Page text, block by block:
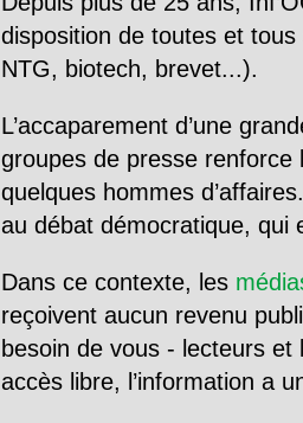
disposition de toutes et tous
NTG, biotech, brevet...).
L’accaparement d’une
groupes de presse renforce
quelques hommes
au débat démocratique, qui
Dans ce contexte, les
reçoivent aucun revenu
besoin de vous - lecteurs et
accès libre, l’information a